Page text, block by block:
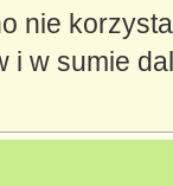
nie
i w sumie